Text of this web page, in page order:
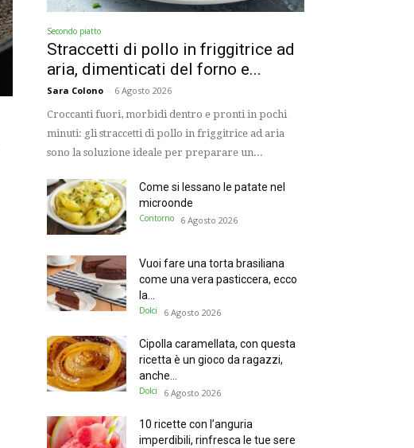
Secondo piatto
Straccetti di pollo in friggitrice ad
aria, dimenticati del forno e...
Sara Colono - 6 Agosto 2026
Croccanti fuori, morbidi dentro e pronti in pochi
minuti: gli straccetti di pollo in friggitrice ad aria
sono la soluzione ideale per preparare un...
Come si lessano le patate nel
microonde
Contorno 6 Agosto 2026
Vuoi fare una torta brasiliana
come una vera pasticcera, ecco
la...
Dolci 6 Agosto 2026
Cipolla caramellata, con questa
ricetta è un gioco da ragazzi,
anche...
Dolci 6 Agosto 2026
10 ricette con l’anguria
imperdibili, rinfresca le tue sere